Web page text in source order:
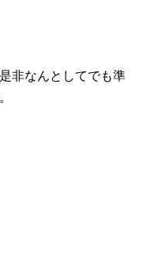
非なんとしてでも準